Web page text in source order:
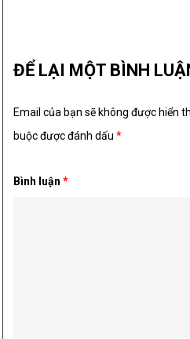
ĐỂ LẠI MỘT BÌNH
Email của bạn sẽ không được hiển
buộc được đánh dấu*
Bình luận*